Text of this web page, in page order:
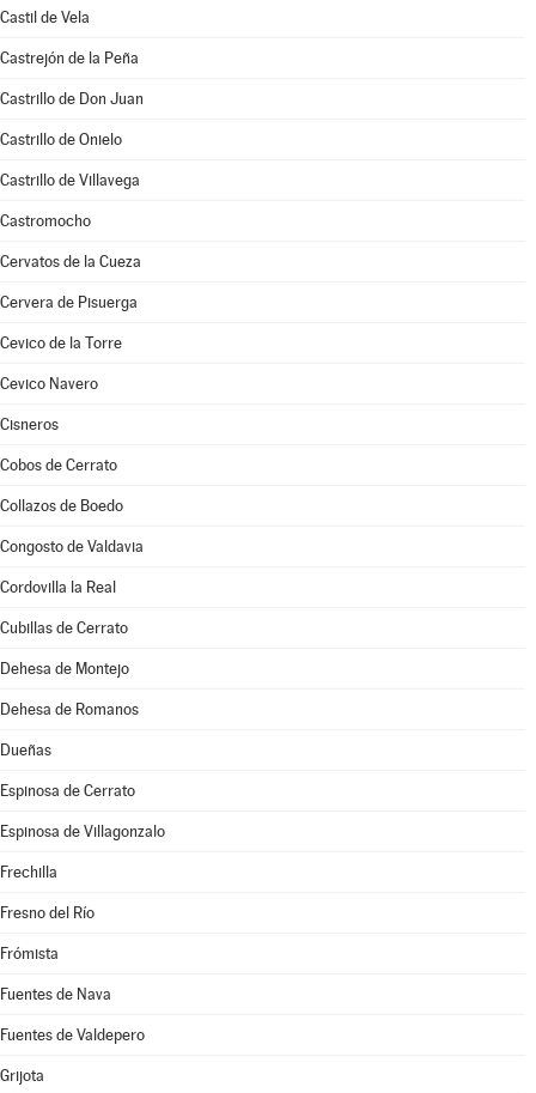
Castil de Vela
Castrejón de la Peña
Castrillo de Don Juan
Castrillo de Onielo
Castrillo de Villavega
Castromocho
Cervatos de la Cueza
Cervera de Pisuerga
Cevico de la Torre
Cevico Navero
Cisneros
Cobos de Cerrato
Collazos de Boedo
Congosto de Valdavia
Cordovilla la Real
Cubillas de Cerrato
Dehesa de Montejo
Dehesa de Romanos
Dueñas
Espinosa de Cerrato
Espinosa de Villagonzalo
Frechilla
Fresno del Río
Frómista
Fuentes de Nava
Fuentes de Valdepero
Grijota